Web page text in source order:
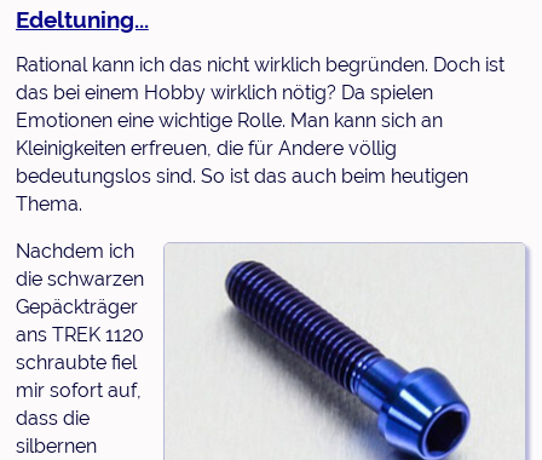
Edeltuning...
Rational kann ich das nicht wirklich begründen. Doch ist
das bei einem Hobby wirklich nötig? Da spielen
Emotionen eine wichtige Rolle. Man kann sich an
Kleinigkeiten erfreuen, die für Andere völlig
bedeutungslos sind. So ist das auch beim heutigen
Thema.
Nachdem ich
die schwarzen
Gepäckträger
ans TREK 1120
schraubte fiel
mir sofort auf,
dass die
silbernen